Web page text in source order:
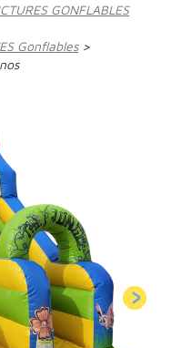
GONFLABLES
Gonflables